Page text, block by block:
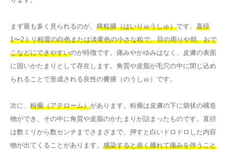
まず最も多く見られるのが、 稗粒腫（はいりゅうしゅ）です。 直径
1〜2ミリ程度の白色または淡黄色の小さな粒で、目の周りや頬、おで
こなどにできやすいのが特徴です。痛みやかゆみはなく、皮膚の表面
に固いかたまりとして存在します。角質や皮脂が毛穴の中に閉じ込め
られることで形成される良性の嚢腫（のうしゅ）です。
次に、 粉瘤（アテローム）があります。粉瘤は皮膚の下に袋状の構造
物ができ、その中に角質や皮脂のかたまりが詰まったものです。直径
は数ミリから数センチまでさまざまで、押すと白いドロドロした内容
物が出てくることがあります。 感染すると赤く腫れて痛みを伴うこと